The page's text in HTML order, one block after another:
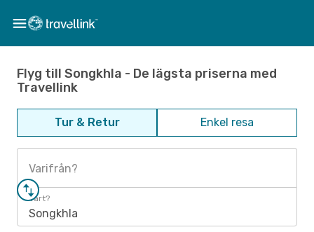
Flyg till Songkhla - De lägsta priserna med
Travellink
Tur & Retur Enkel resa
Varifrån?
Vart?
Songkhla